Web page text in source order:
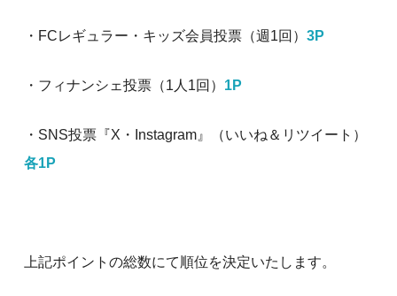
・FCレギュラー・キッズ会員投票（週1回） 3P
・フィナンシェ投票（1人1回） 1P
・SNS投票『X・Instagram』（いいね＆リツイート）
各1P
上記ポイントの総数にて順位を決定いたします。